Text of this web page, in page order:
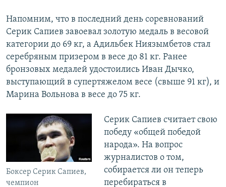
Напомним, что в последний день соревнований
Серик Сапиев завоевал золотую медаль в весовой
категории до 69 кг, а Адильбек Ниязымбетов стал
серебряным призером в весе до 81 кг. Ранее
бронзовых медалей удостоились Иван Дычко,
выступающий в супертяжелом весе (свыше 91 кг), и
Марина Вольнова в весе до 75 кг.
Боксер Серик Сапиев,
чемпион
Серик Сапиев считает свою
победу «общей победой
народа». На вопрос
журналистов о том,
собирается ли он теперь
перебираться в